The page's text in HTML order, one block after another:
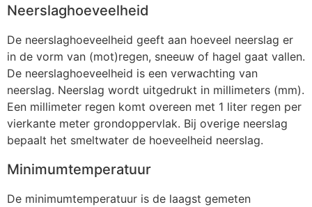
Neerslaghoeveelheid
De neerslaghoeveelheid geeft aan hoeveel neerslag er
in de vorm van (mot)regen, sneeuw of hagel gaat vallen.
De neerslaghoeveelheid is een verwachting van
neerslag. Neerslag wordt uitgedrukt in millimeters (mm).
Een millimeter regen komt overeen met 1 liter regen per
vierkante meter grondoppervlak. Bij overige neerslag
bepaalt het smeltwater de hoeveelheid neerslag.
Minimumtemperatuur
De minimumtemperatuur is de laagst gemeten